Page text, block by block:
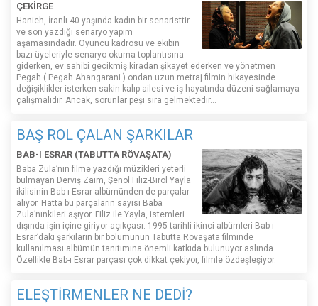
ÇEKİRGE
Hanieh, İranlı 40 yaşında kadın bir senaristtir
ve son yazdığı senaryo yapım
aşamasındadır. Oyuncu kadrosu ve ekibin
bazı üyeleriyle senaryo okuma toplantısına
giderken, ev sahibi gecikmiş kiradan şikayet ederken ve yönetmen
Pegah ( Pegah Ahangarani ) ondan uzun metraj filmin hikayesinde
değişiklikler isterken sakin kalıp ailesi ve iş hayatında düzeni sağlamaya
çalışmalıdır. Ancak, sorunlar peşi sıra gelmektedir...
BAŞ ROL ÇALAN ŞARKILAR
BAB-I ESRAR (TABUTTA RÖVAŞATA)
Baba Zula’nın filme yazdığı müzikleri yeterli
bulmayan Derviş Zaim, Şenol Filiz-Birol Yayla
ikilisinin Bab-ı Esrar albümünden de parçalar
alıyor. Hatta bu parçaların sayısı Baba
Zula’nınkileri aşıyor. Filiz ile Yayla, istemleri
dışında işin içine giriyor açıkçası. 1995 tarihli ikinci albümleri Bab-ı
Esrar’daki şarkıların bir bölümünün Tabutta Rövaşata filminde
kullanılması albümün tanıtımına önemli katkıda bulunuyor aslında.
Özellikle Bab-ı Esrar parçası çok dikkat çekiyor, filmle özdeşleşiyor.
ELEŞTİRMENLER NE DEDİ?